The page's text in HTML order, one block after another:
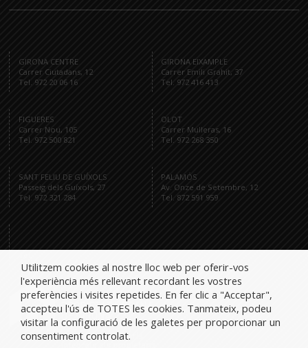
GIRONA CENTRE
Carrer Ciutadans, 12
Tel. 972 20 06 16
GIRONA EIXAMPLE
Carrer Emili Grahit, 37
Tel. 972 416 413
FIGUERES
Carrer Nou, 105
Tel. 972 500 821
OLOT
Carrer Mulleras, 16
Tel. 972 268 350
SANT FELIU DE GUÍXOLS
Passeig dels Guíxols, 27
Tel. 972 321 284
PALAMÓS
Av. Onze de Setembre, 12
Tel. 872 591 959
Utilitzem cookies al nostre lloc web per oferir-vos
l'experiència més rellevant recordant les vostres
preferències i visites repetides. En fer clic a "Acceptar",
accepteu l'ús de TOTES les cookies. Tanmateix, podeu
visitar la configuració de les galetes per proporcionar un
consentiment controlat.